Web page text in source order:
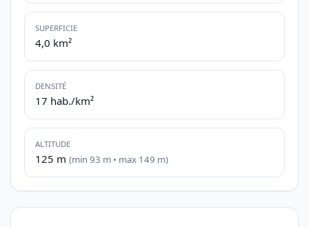
SUPERFICIE
4,0 km²
DENSITÉ
17 hab./km²
ALTITUDE
125 m (min 93 m • max 149 m)